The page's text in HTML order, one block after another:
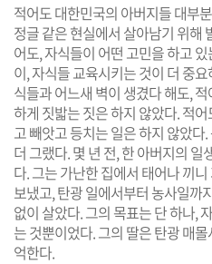
적어도 대한민국의 아버지들 대부
정글 같은 현실에서 살아남기 위해
어도, 자식들이 어떤 고민을 하고
이, 자식들 교육시키는 것이 더 중
식들과 어느새 벽이 생겼다 해도,
하게 짓밟는 짓은 하지 않았다. 적
고 빼앗고 등치는 일은 하지 않았
더 그랬다. 몇 년 전, 한 아버지의
다. 그는 가난한 집에서 태어나 끼
보냈고, 탄광 일에서부터 농사일까
없이 살았다. 그의 목표는 단 하나,
는 것뿐이었다. 그의 딸은 탄광 매
억한다.